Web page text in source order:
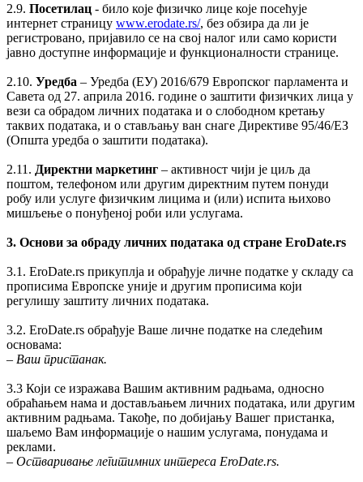
2.9. Посетилац - било које физичко лице које посећује
интернет страницу www.erodate.rs/, без обзира да ли је
регистровано, пријавило се на свој налог или само користи
јавно доступне информације и функционалности страницe.
2.10. Уредба – Уредба (ЕУ) 2016/679 Европског парламента и
Савета од 27. априла 2016. године о заштити физичких лица у
вези са обрадом личних података и о слободном кретању
таквих података, и о стављању ван снаге Директиве 95/46/ЕЗ
(Општа уредба о заштити података).
2.11. Директни маркетинг – активност чији је циљ да
поштом, телефоном или другим директним путем понуди
робу или услуге физичким лицима и (или) испита њихово
мишљење о понуђеној роби или услугама.
3. Основи за обраду личних података од стране EroDate.rs
3.1. EroDate.rs прикуплја и обрађује личне податке у складу са
прописима Европске уније и другим прописима који
регулишу заштиту личних података.
3.2. EroDate.rs обрађује Ваше личне податке на следећим
основама:
‒ Ваш пристанак.
3.3 Који се изражава Вашим активним радњама, односно
обраћањем нама и достављањем личних података, или другим
активним радњама. Такође, по добијању Вашег пристанка,
шаљемо Вам информације о нашим услугама, понудама и
реклами.
‒ Остваривање легитимних интереса EroDate.rs.